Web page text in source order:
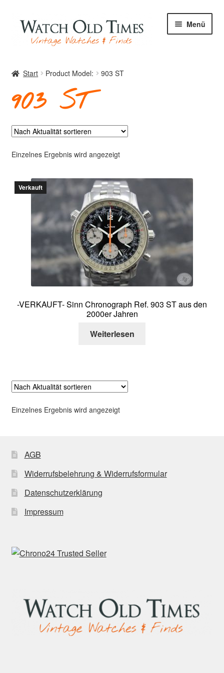
Zur
Navigation
springen
Zum
Inhalt
springen
Menü
Uhren
Archiv
Über mich
Kontakt
Start Product Model: 903 ST
903 ST
Einzelnes Ergebnis wird angezeigt
Verkauft
-VERKAUFT- Sinn Chronograph Ref. 903 ST aus den
2000er Jahren
Weiterlesen
Einzelnes Ergebnis wird angezeigt
AGB
Widerrufsbelehrung & Widerrufsformular
Datenschutzerklärung
Impressum